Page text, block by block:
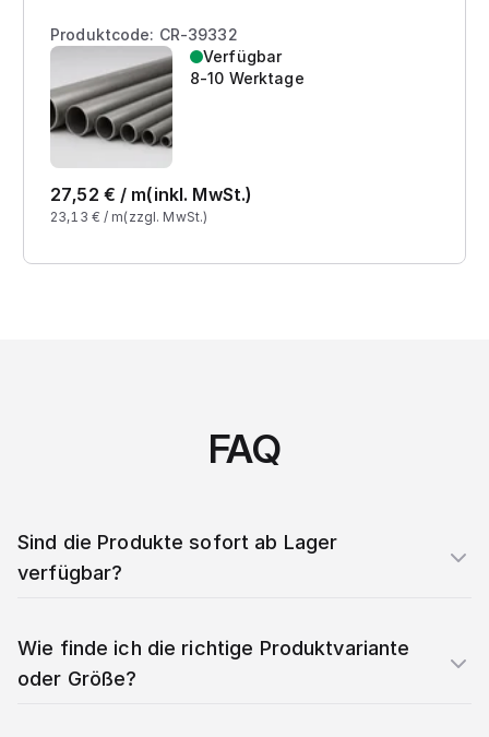
Produktcode: CR-39332
Verfügbar
8-10 Werktage
27,52 € / m(inkl. MwSt.)
23,13 € / m(zzgl. MwSt.)
FAQ
Sind die Produkte sofort ab Lager
verfügbar?
Wie finde ich die richtige Produktvariante
oder Größe?